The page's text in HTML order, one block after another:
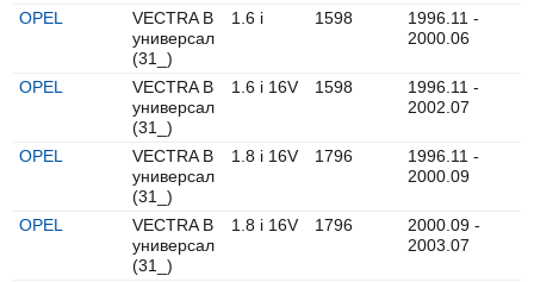
OPEL
VECTRA B
универсал
(31_)
1.6 i 1598
1996.11 -
2000.06
OPEL
VECTRA B
универсал
(31_)
1.6 i 16V 1598
1996.11 -
2002.07
OPEL
VECTRA B
универсал
(31_)
1.8 i 16V 1796
1996.11 -
2000.09
OPEL
VECTRA B
универсал
(31_)
1.8 i 16V 1796
2000.09 -
2003.07